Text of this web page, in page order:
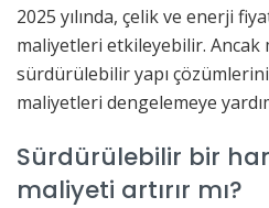
2025 yılında, çelik ve enerji
maliyetleri etkileyebilir.
sürdürülebilir yapı
maliyetleri dengelemeye
Sürdürülebilir bir
maliyeti artırır mı?